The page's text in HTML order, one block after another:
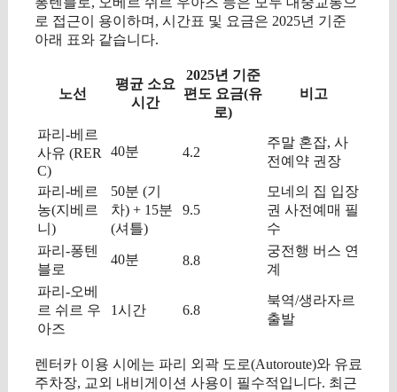
로 접근이 용이하며, 시간표 및 요금은 2025년 기준
아래 표와 같습니다.
노선
평균 소요
시간
2025년 기준
편도 요금(유
로)
비고
파리-베르
사유 (RER
C)
40분 4.2
주말 혼잡, 사
전예약 권장
파리-베르
농(지베르
니)
50분 (기
차) + 15분
(셔틀)
9.5
모네의 집 입장
권 사전예매 필
수
파리-퐁텐
블로
40분 8.8
궁전행 버스 연
계
파리-오베
르 쉬르 우
아즈
1시간 6.8
북역/생라자르
출발
렌터카 이용 시에는 파리 외곽 도로(Autoroute)와 유료
주차장, 교외 내비게이션 사용이 필수적입니다. 최근